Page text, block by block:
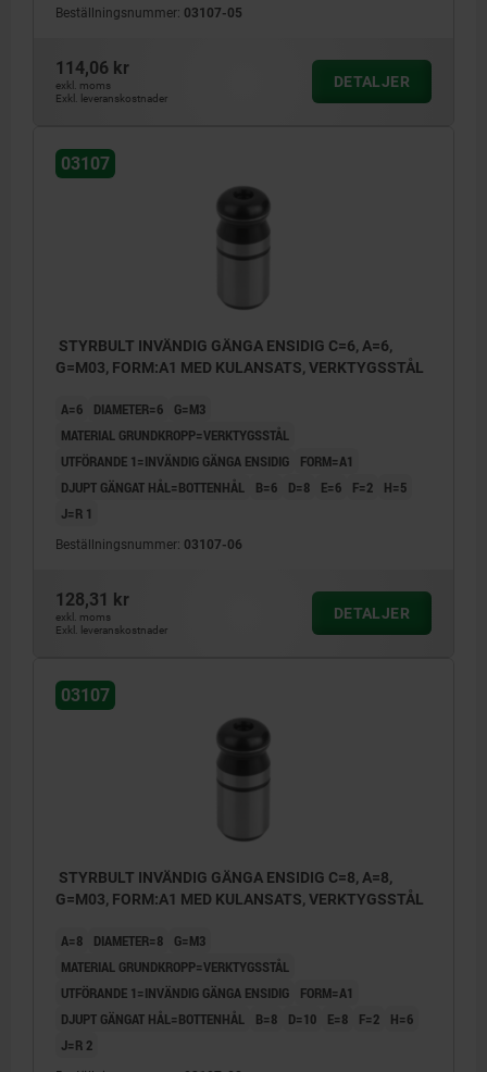
A2) Invändig gänga, dubbelsidig med
A3) Invändig gänga, dubbelsidig med
genomgående hål
Beställningsnummer: 03107-05
114,06 kr
exkl. moms
Exkl. leveranskostnader
DETALJER
03107
STYRBULT INVÄNDIG GÄNGA ENSIDIG C=6, A=6,
G=M03, FORM:A1 MED KULANSATS, VERKTYGSSTÅL
A=6 DIAMETER=6
G=M3
MATERIAL GRUNDKROPP=VERKTYGSSTÅL
UTFÖRANDE 1=INVÄNDIG GÄNGA ENSIDIG
FORM=A1
DJUPT GÄNGAT HÅL=BOTTENHÅL
B=6 D=8 E=6 F=2
H=5
J=R 1
Beställningsnummer: 03107-06
128,31 kr
exkl. moms
Exkl. leveranskostnader
DETALJER
03107
STYRBULT INVÄNDIG GÄNGA ENSIDIG C=8, A=8,
G=M03, FORM:A1 MED KULANSATS, VERKTYGSSTÅL
A=8 DIAMETER=8
G=M3
MATERIAL GRUNDKROPP=VERKTYGSSTÅL
UTFÖRANDE 1=INVÄNDIG GÄNGA ENSIDIG
FORM=A1
DJUPT GÄNGAT HÅL=BOTTENHÅL
B=8 D=10 E=8 F=2
H=6
J=R 2